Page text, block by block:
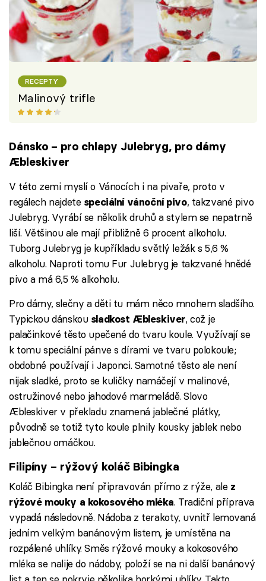
RECEPTY
Malinový trifle
Dánsko – pro chlapy Julebryg, pro dámy
Æbleskiver
V této zemi myslí o Vánocích i na pivaře, proto v
regálech najdete speciální vánoční pivo, takzvané pivo
Julebryg. Vyrábí se několik druhů a stylem se nepatrně
liší. Většinou ale mají přibližně 6 procent alkoholu.
Tuborg Julebryg je kupříkladu světlý ležák s 5,6 %
alkoholu. Naproti tomu Fur Julebryg je takzvané hnědé
pivo a má 6,5 % alkoholu.
Pro dámy, slečny a děti tu mám něco mnohem sladšího.
Typickou dánskou sladkost Æbleskiver, což je
palačinkové těsto upečené do tvaru koule. Využívají se
k tomu speciální pánve s dírami ve tvaru polokoule;
obdobné používají i Japonci. Samotné těsto ale není
nijak sladké, proto se kuličky namáčejí v malinové,
ostružinové nebo jahodové marmeládě. Slovo
Æbleskiver v překladu znamená jablečné plátky,
původně se totiž tyto koule plnily kousky jablek nebo
jablečnou omáčkou.
Filipíny – rýžový koláč Bibingka
Koláč Bibingka není připravován přímo z rýže, ale z
rýžové mouky a kokosového mléka. Tradiční příprava
vypadá následovně. Nádoba z terakoty, uvnitř lemovaná
jedním velkým banánovým listem, je umístěna na
rozpálené uhlíky. Směs rýžové mouky a kokosového
mléka se nalije do nádoby, položí se na ni další banánový